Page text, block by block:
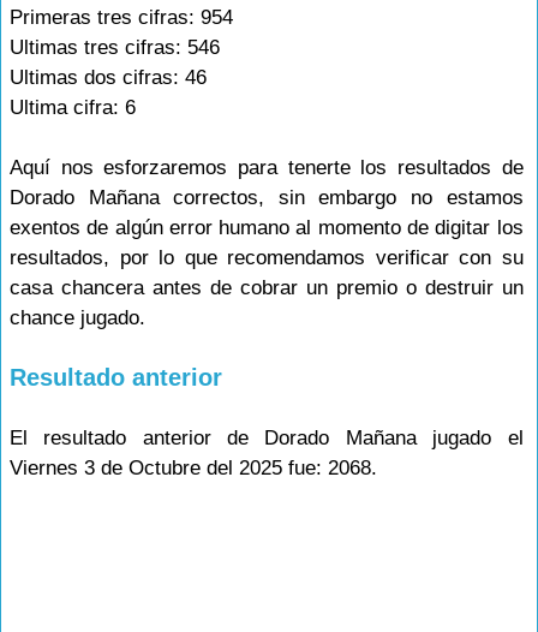
Primeras tres cifras: 954
Ultimas tres cifras: 546
Ultimas dos cifras: 46
Ultima cifra: 6
Aquí nos esforzaremos para tenerte los resultados de
Dorado Mañana correctos, sin embargo no estamos
exentos de algún error humano al momento de digitar los
resultados, por lo que recomendamos verificar con su
casa chancera antes de cobrar un premio o destruir un
chance jugado.
Resultado anterior
El resultado anterior de Dorado Mañana jugado el
Viernes 3 de Octubre del 2025 fue: 2068.